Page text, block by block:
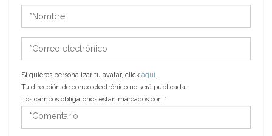
*Nombre
*Correo
electrónico
Si quieres personalizar tu avatar, click aquí.
Tu dirección de correo electrónico no será publicada.
Los campos obligatorios están marcados con *
*Comentario